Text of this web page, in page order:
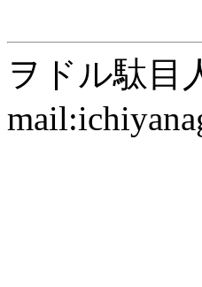
ヲドル駄目